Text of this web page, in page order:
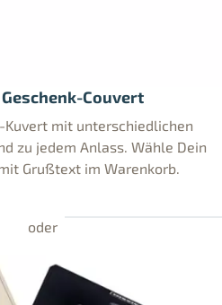
Couvert
Kuvert mit unterschiedlichen
zu jedem Anlass. Wähle Dein
Grußtext im Warenkorb.